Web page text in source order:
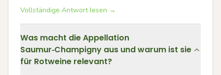
Vollständige Antwort lesen →
Was macht die Appellation
Saumur‑Champigny aus und warum ist sie
für Rotweine relevant?